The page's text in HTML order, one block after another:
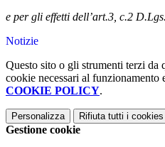
e per gli effetti dell’art.3, c.2
Notizie
Questo sito o gli strumenti terzi da
cookie necessari al
COOKIE POLICY.
Personalizza Rifiuta tutti i cookies
Gestione cookie